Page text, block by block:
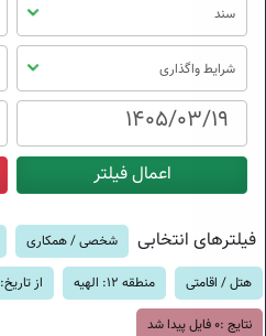
سند
شرایط واگذاری
فیلترهای انتخابی شخصی / همکاری
هتل / اقامتی منطقه 12: الهیه از تاریخ: 1405/03/19
نتایج :0 فایل پیدا شد